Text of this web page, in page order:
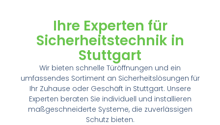
Ihre Experten für
Sicherheitstechnik in
Stuttgart
Wir bieten schnelle Türöffnungen und ein
umfassendes Sortiment an Sicherheitslösungen für
Ihr Zuhause oder Geschäft in Stuttgart. Unsere
Experten beraten Sie individuell und installieren
maßgeschneiderte Systeme, die zuverlässigen
Schutz bieten.